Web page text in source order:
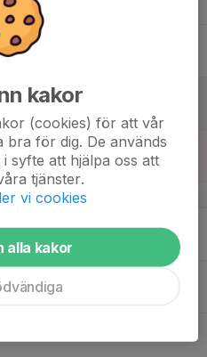
kakor
(cookies) för att vår
bra för dig. De används
syfte att hjälpa oss att
tjänster.
vi cookies
alla kakor